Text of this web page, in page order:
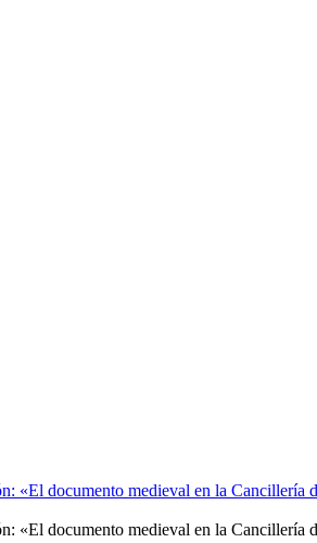
«El documento medieval en la Cancillería
«El documento medieval en la Cancillería